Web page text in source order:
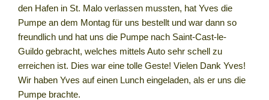
den Hafen in St. Malo verlassen mussten, hat Yves die
Pumpe an dem Montag für uns bestellt und war dann so
freundlich und hat uns die Pumpe nach Saint-Cast-le-
Guildo gebracht, welches mittels Auto sehr schell zu
erreichen ist. Dies war eine tolle Geste! Vielen Dank Yves!
Wir haben Yves auf einen Lunch eingeladen, als er uns die
Pumpe brachte.